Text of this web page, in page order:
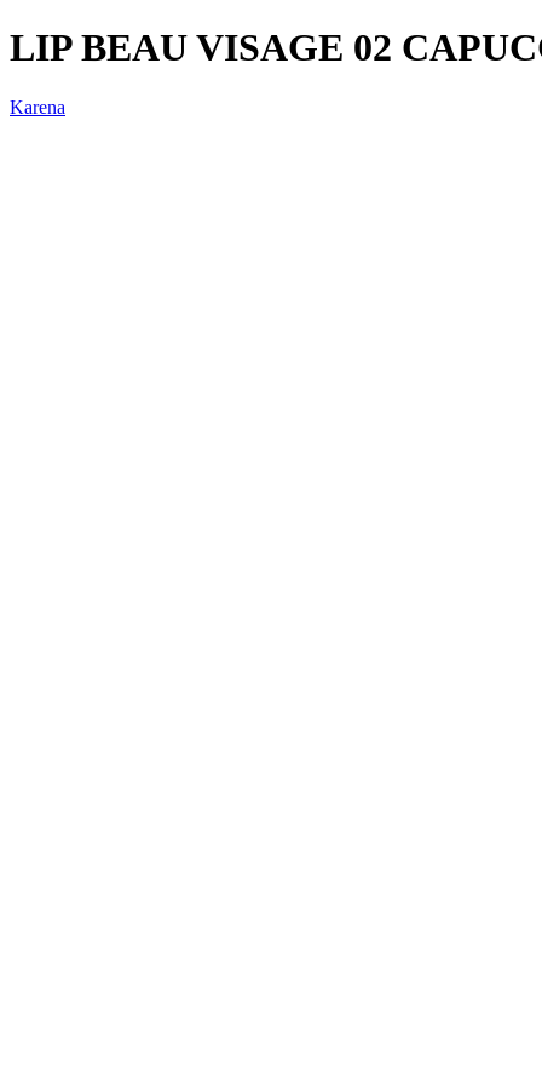
LIP BEAU VISAGE 02
Karena